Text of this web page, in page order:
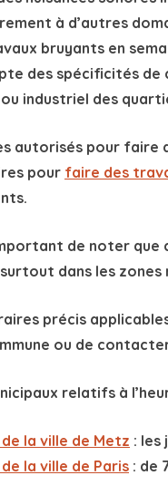
industriel des
autorisés pour faire
pourfaire des
de noter
dans les
ou de
la ville de Metz:les